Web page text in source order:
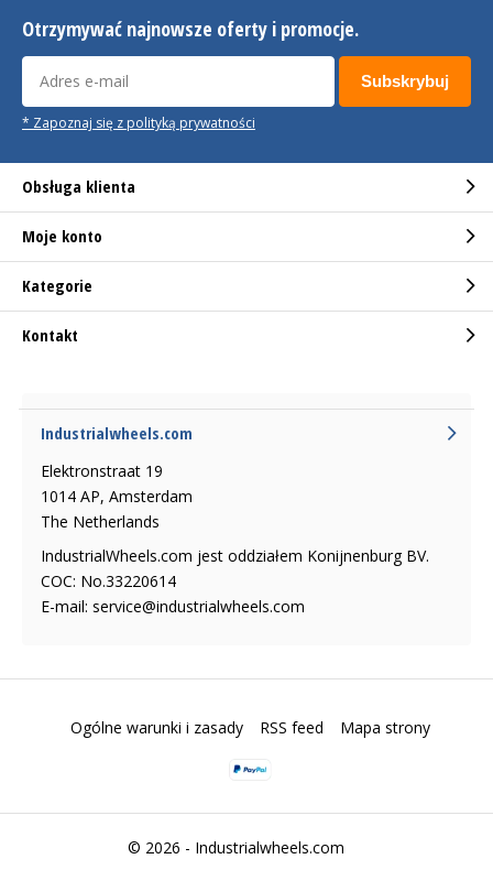
Otrzymywać najnowsze oferty i promocje.
Subskrybuj
* Zapoznaj się z polityką prywatności
Obsługa klienta
Moje konto
Kategorie
Kontakt
Industrialwheels.com
Elektronstraat 19
1014 AP, Amsterdam
The Netherlands
IndustrialWheels.com jest oddziałem Konijnenburg BV.
COC: No.33220614
E-mail: service@industrialwheels.com
© 2026 - Industrialwheels.com
Ogólne warunki i zasady RSS feed Mapa strony